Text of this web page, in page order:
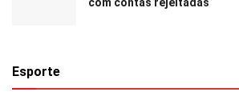
com contas rejeitadas
Esporte